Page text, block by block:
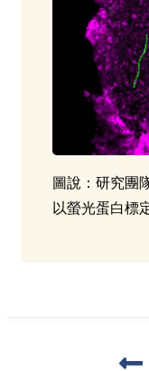
圖說：研究團
以螢光蛋白標